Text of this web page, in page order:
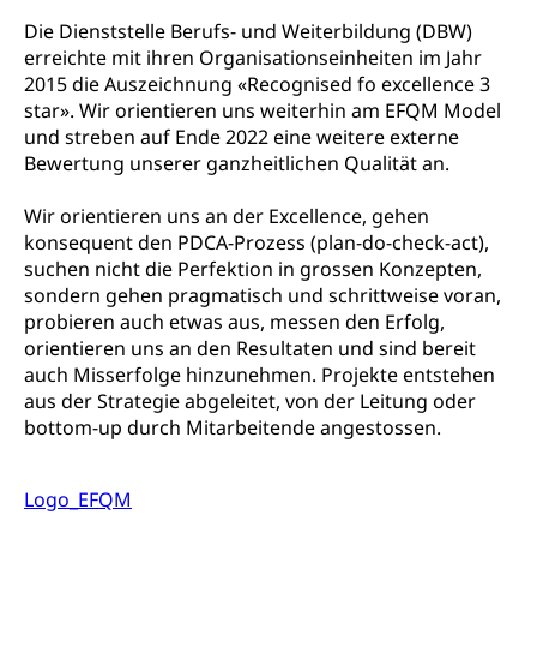
Die Dienststelle Berufs- und Weiterbildung (DBW)
erreichte mit ihren Organisationseinheiten im Jahr
2015 die Auszeichnung «Recognised fo excellence 3
star». Wir orientieren uns weiterhin am EFQM Model
und streben auf Ende 2022 eine weitere externe
Bewertung unserer ganzheitlichen Qualität an.
Wir orientieren uns an der Excellence, gehen
konsequent den PDCA-Prozess (plan-do-check-act),
suchen nicht die Perfektion in grossen Konzepten,
sondern gehen pragmatisch und schrittweise voran,
probieren auch etwas aus, messen den Erfolg,
orientieren uns an den Resultaten und sind bereit
auch Misserfolge hinzunehmen. Projekte entstehen
aus der Strategie abgeleitet, von der Leitung oder
bottom-up durch Mitarbeitende angestossen.
Logo_EFQM
Innovative Projekte Landwirtschaft und
Wald
Projektförderung Universität Luzern unilu
Umschulung, zweiter Bildungsweg,
Nachdiplomstudium, Zusatzlehre, Höhere
Berufsbildung, Berufsmatura nach Lehre,
Neuorientierung, Grundkompetenzen,
Berufsberatung, Standortbestimmung,
Studienberatung, Beratung und Unterstützung,
Berufsabschluss für Erwachsene
Erwachsenenmatura
Bildungsgutscheine Grundkompetenzen
Bildung & Berufsabschluss für Erwachsene
Fachperson Betreuung (verkürzte
Grundbildung)
Fachperson Gesundheit (verkürzte
Grundbildung)
Berufsberatung (berufsberatung.ch)
Berufliche Grundbildung
Lehre, Berufsfachschule, Lehrbetrieb, Lehrvertrag,
Berufsberatung, Qualifikationsverfahren,
Berufswahl & Berufsberatung, Schnupperlehre und
Lehrstellensuche, Berufsmaturität,
Brückenangebote, Zugewanderte & Arbeitsmarkt,
Fachstelle Berufsbildung
Schulen und Berufsbildungszentren
Fremdsprachen in der Berufslehre –
Hochschule Fachhochschule
Mittelschulen